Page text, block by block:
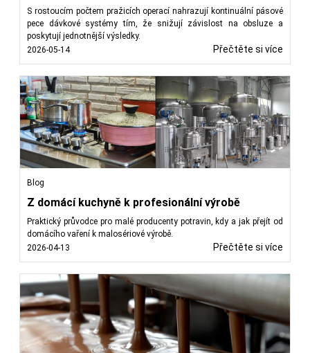
S rostoucím počtem pražicích operací nahrazují kontinuální pásové
pece dávkové systémy tím, že snižují závislost na obsluze a
poskytují jednotnější výsledky.
2026-05-14
Přečtěte si více
Blog
Z domácí kuchyně k profesionální výrobě
Praktický průvodce pro malé producenty potravin, kdy a jak přejít od
domácího vaření k malosériové výrobě.
2026-04-13
Přečtěte si více